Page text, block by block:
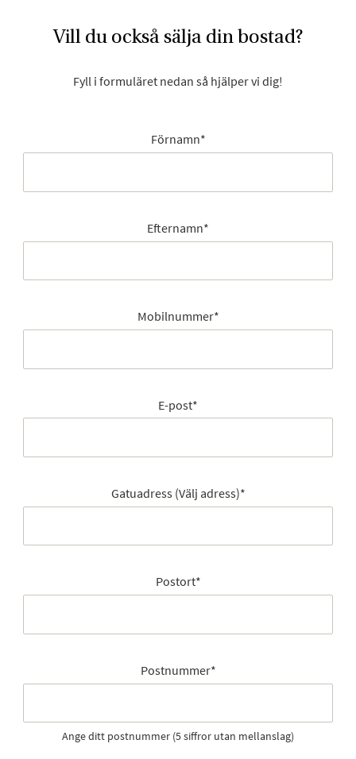
Vill du också sälja din bostad?
Fyll i formuläret nedan så hjälper vi dig!
Förnamn*
Efternamn*
Mobilnummer*
E-post*
Gatuadress (Välj adress)*
Postort*
Postnummer*
Ange ditt postnummer (5 siffror utan mellanslag)